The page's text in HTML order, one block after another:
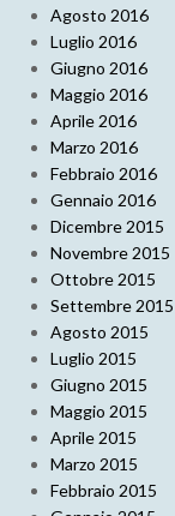
Agosto 2016
Luglio 2016
Giugno 2016
Maggio 2016
Aprile 2016
Marzo 2016
Febbraio 2016
Gennaio 2016
Dicembre 2015
Novembre 2015
Ottobre 2015
Settembre 2015
Agosto 2015
Luglio 2015
Giugno 2015
Maggio 2015
Aprile 2015
Marzo 2015
Febbraio 2015